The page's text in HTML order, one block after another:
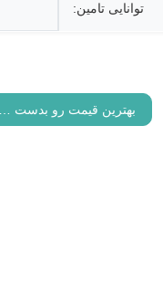
توانایی تامین:
بهترین قیمت رو بدست بیار